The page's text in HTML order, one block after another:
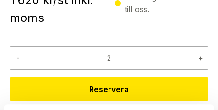
moms
till oss.
- +
Reservera